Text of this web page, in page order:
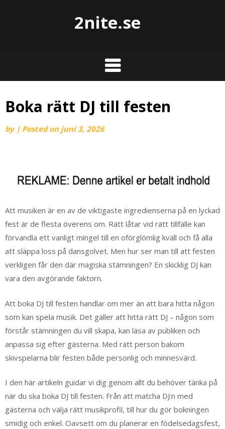
2nite.se
Boka rätt DJ till festen
by | Posted on juni 3, 2026
Att musiken är en av de viktigaste ingredienserna på en lyckad
fest är de flesta överens om. Rätt låtar vid rätt tillfälle kan
förvandla ett vanligt mingel till en oförglömlig kväll och få alla
att släppa loss på dansgolvet. Men hur ser man till att festen
verkligen får den där magiska stämningen? En skicklig DJ kan
vara den avgörande faktorn.
Att boka DJ till festen handlar om mer än att bara hitta någon
som kan spela musik. Det gäller att hitta rätt DJ – någon som
förstår stämningen du vill skapa, kan läsa av publiken och
anpassa sig efter gästerna. Med rätt person bakom
skivspelarna blir festen både personlig och minnesvärd.
I den här artikeln guidar vi dig genom allt du behöver tänka på
när du ska boka DJ till festen. Från att matcha DJ:n med
gästerna och välja rätt musikprofil, till hur du gör bokningen
smidig och enkel. Oavsett om du planerar en födelsedagsfest,